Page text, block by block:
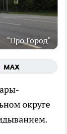
"Про Город"
округе